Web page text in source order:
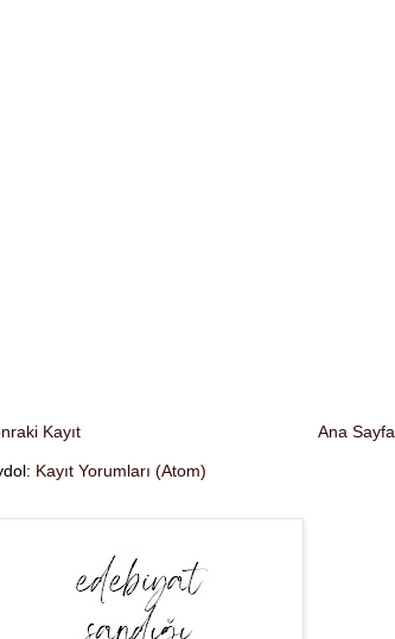
Kayıt Ana Sayfa
Kayıt Yorumları (Atom)